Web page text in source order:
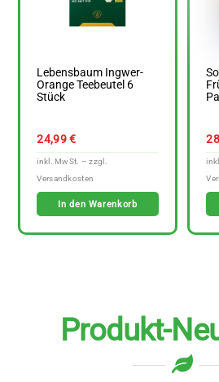
Lebensbaum Ingwer-
Orange Teebeutel 6
Stück
24,99€
In den Warenkorb
Produkt-